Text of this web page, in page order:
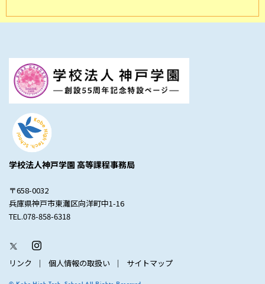
学校法人神戸学園 高等課程事務局
〒658-0032
兵庫県神戸市東灘区向洋町中1-16
TEL.078-858-6318
リンク 個人情報の取扱い サイトマップ